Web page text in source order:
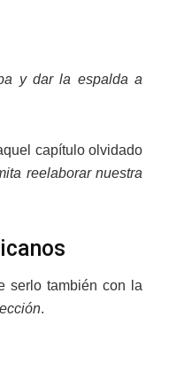
y dar la espalda a
capítulo olvidado
reelaborar nuestra
serlo también con la
.